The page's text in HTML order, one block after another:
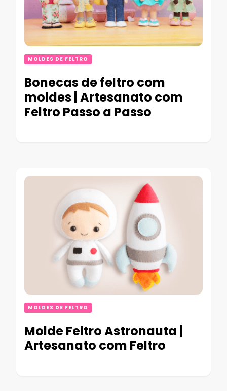
MOLDES DE FELTRO
Bonecas de feltro com
moldes | Artesanato com
Feltro Passo a Passo
MOLDES DE FELTRO
Molde Feltro Astronauta |
Artesanato com Feltro